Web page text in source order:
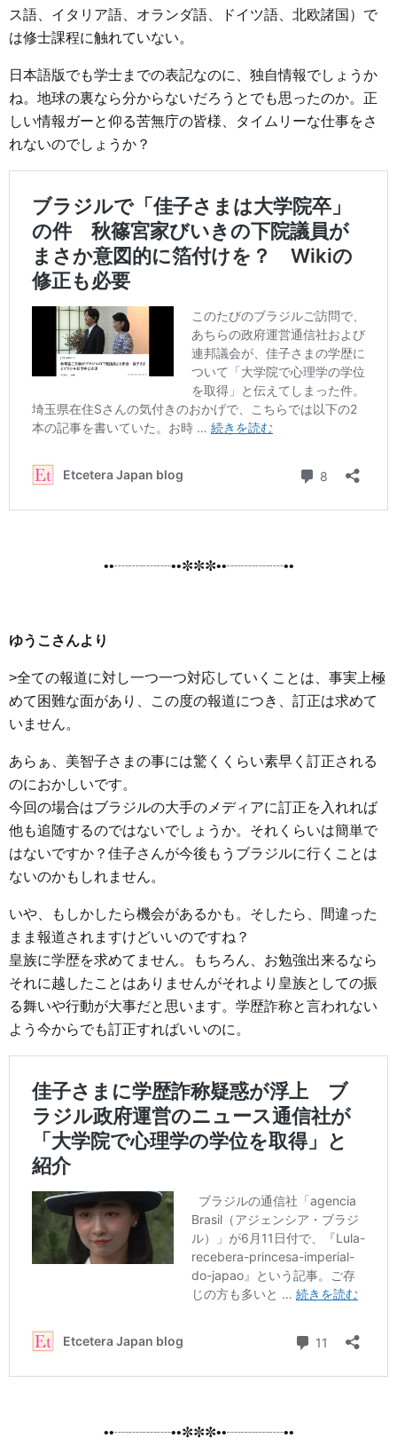
ス語、イタリア語、オランダ語、ドイツ語、北欧諸国）で
は修士課程に触れていない。
日本語版でも学士までの表記なのに、独自情報でしょうか
ね。地球の裏なら分からないだろうとでも思ったのか。正
しい情報ガーと仰る苦無庁の皆様、タイムリーな仕事をさ
れないのでしょうか？
••┈┈┈┈••✼✼✼••┈┈┈┈••
ゆうこさんより
>全ての報道に対し一つ一つ対応していくことは、事実上極
めて困難な面があり、この度の報道につき、訂正は求めて
いません。
あらぁ、美智子さまの事には驚くくらい素早く訂正される
のにおかしいです。
今回の場合はブラジルの大手のメディアに訂正を入れれば
他も追随するのではないでしょうか。それくらいは簡単で
はないですか？佳子さんが今後もうブラジルに行くことは
ないのかもしれません。
いや、もしかしたら機会があるかも。そしたら、間違った
まま報道されますけどいいのですね？
皇族に学歴を求めてません。もちろん、お勉強出来るなら
それに越したことはありませんがそれより皇族としての振
る舞いや行動が大事だと思います。学歴詐称と言われない
よう今からでも訂正すればいいのに。
••┈┈┈┈••✼✼✼••┈┈┈┈••